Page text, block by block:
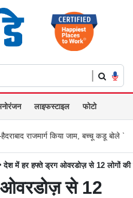
|
लाइफस्टाइल फोटो
जाम, बच्चू कडू बोले `अब आर-पार की
देश में हर हफ्ते ड्रग ओवरडोज़ से 12 लोगों की
से 12